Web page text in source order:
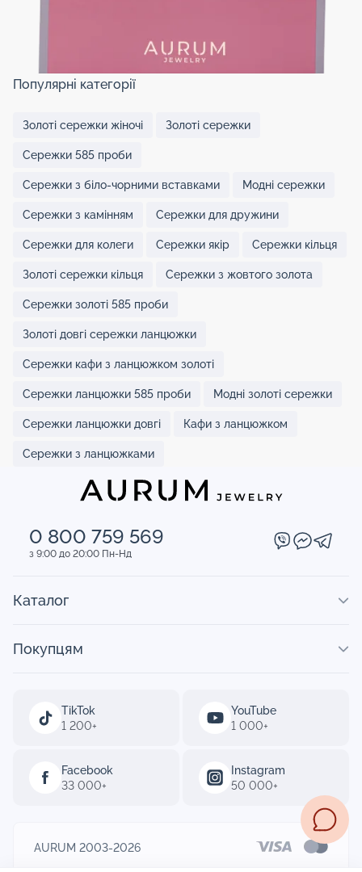
Популярні категорії
Золоті сережки жіночі Золоті сережки
Сережки 585 проби
Сережки з біло-чорними вставками Модні сережки
Сережки з камінням Сережки для дружини
Сережки для колеги Сережки якір Сережки кільця
Золоті сережки кільця Сережки з жовтого золота
Сережки золоті 585 проби
Золоті довгі сережки ланцюжки
Сережки кафи з ланцюжком золоті
Сережки ланцюжки 585 проби Модні золоті сережки
Сережки ланцюжки довгі Кафи з ланцюжком
Сережки з ланцюжками
0 800 759 569
з 9:00 до 20:00 Пн-Нд
TikTok
1 200+
YouTube
1 000+
Facebook
33 000+
Instagram
50 000+
Каталог
Покупцям
AURUM 2003-2026